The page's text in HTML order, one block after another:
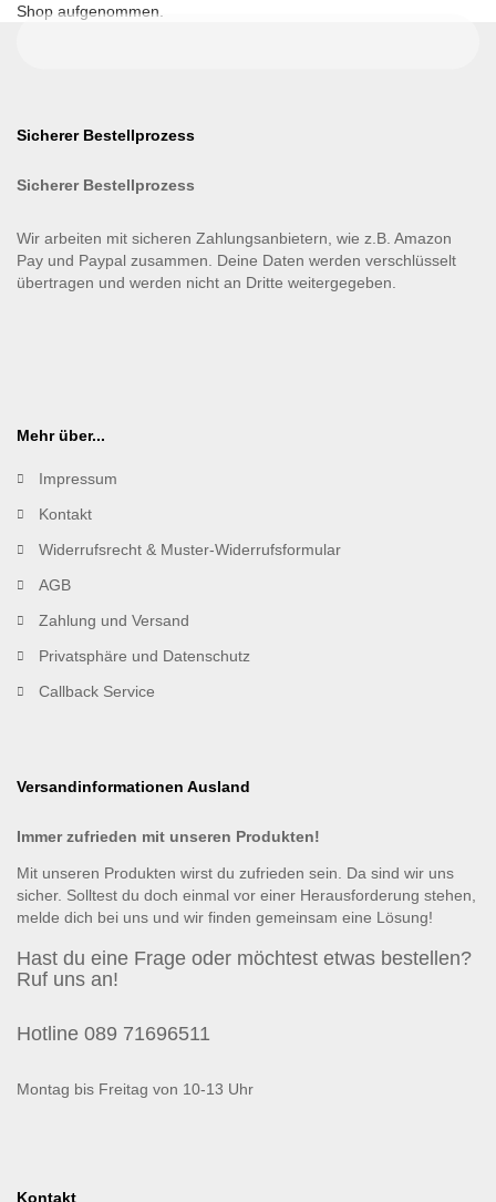
Shop aufgenommen.
Sicherer Bestellprozess
Sicherer Bestellprozess
Wir arbeiten mit sicheren Zahlungsanbietern, wie z.B. Amazon
Pay und Paypal zusammen. Deine Daten werden verschlüsselt
übertragen und werden nicht an Dritte weitergegeben.
Mehr über...
Impressum
Kontakt
Widerrufsrecht & Muster-Widerrufsformular
AGB
Zahlung und Versand
Privatsphäre und Datenschutz
Callback Service
Versandinformationen Ausland
Immer zufrieden mit unseren Produkten!
Mit unseren Produkten wirst du zufrieden sein. Da sind wir uns
sicher. Solltest du doch einmal vor einer Herausforderung stehen,
melde dich bei uns und wir finden gemeinsam eine Lösung!
Hast du eine Frage oder möchtest etwas bestellen?
Ruf uns an!
Hotline 089 71696511
Montag bis Freitag von 10-13 Uhr
Kontakt